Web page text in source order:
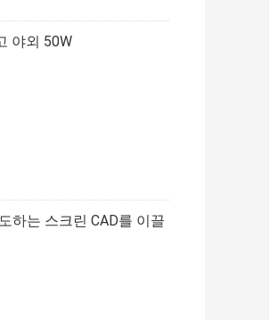
야외 50W
하는 스크린 CAD를 이끌